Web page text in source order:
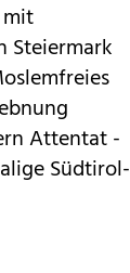
Steiermark
Attentat -
Südtirol-